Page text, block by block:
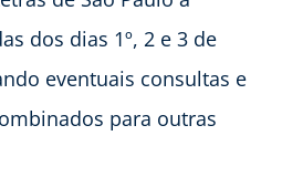
dos dias 1º, 2 e 3 de
eventuais consultas e
para outras